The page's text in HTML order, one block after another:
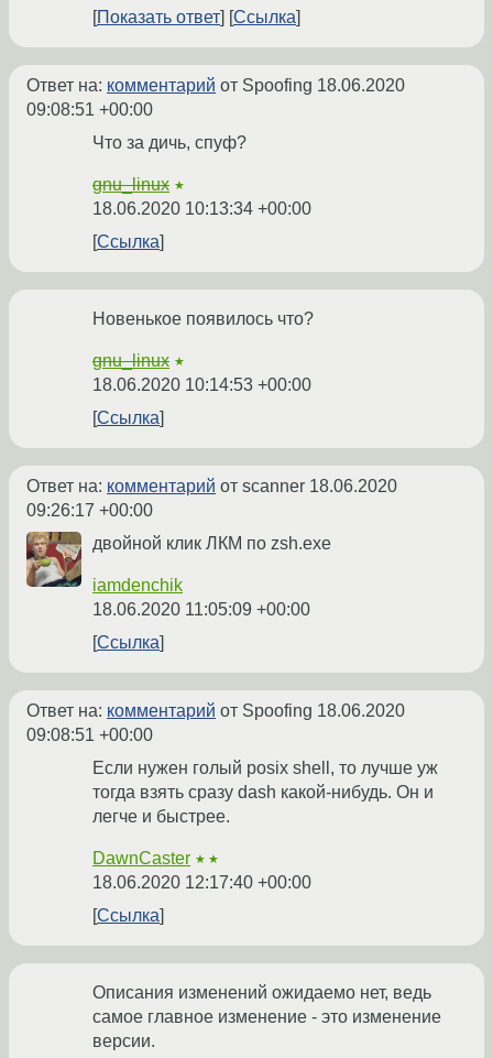
Показать ответ
Ссылка
Ответ на: комментарий от Spoofing 18.06.2020
09:08:51 +00:00
Что за дичь, спуф?
gnu_linux ★
18.06.2020 10:13:34 +00:00
Ссылка
Новенькое появилось что?
gnu_linux ★
18.06.2020 10:14:53 +00:00
Ссылка
Ответ на: комментарий от scanner 18.06.2020
09:26:17 +00:00
двойной клик ЛКМ по zsh.exe
iamdenchik
18.06.2020 11:05:09 +00:00
Ссылка
Ответ на: комментарий от Spoofing 18.06.2020
09:08:51 +00:00
Если нужен голый posix shell, то лучше уж
тогда взять сразу dash какой-нибудь. Он и
легче и быстрее.
DawnCaster ★★
18.06.2020 12:17:40 +00:00
Ссылка
Описания изменений ожидаемо нет, ведь
самое главное изменение - это изменение
версии.